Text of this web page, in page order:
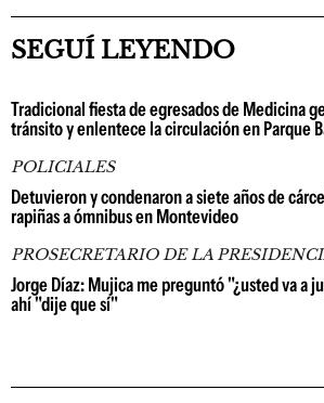
SEGUÍ LEYENDO
Tradicional fiesta de egresados de Medicina
tránsito y enlentece la circulación en Parque
POLICIALES
Detuvieron y condenaron a siete años de
rapiñas a ómnibus en Montevideo
PROSECRETARIO DE LA
Jorge Díaz: Mujica me preguntó "¿usted va a
ahí "dije que sí"